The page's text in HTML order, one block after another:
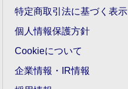
特定商取引法に基づく表示
個人情報保護方針
Cookieについて
企業情報・IR情報